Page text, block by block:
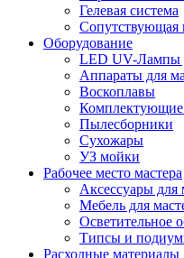
Гелевая система
Сопутствующая
Оборудование
LED UV-Лампы
Аппараты для
Воскоплавы
Комплектующие
Пылесборники
Сухожары
УЗ мойки
Рабочее место мастера
Аксессуары для
Мебель для
Осветительное
Типсы и
Расходные материалы